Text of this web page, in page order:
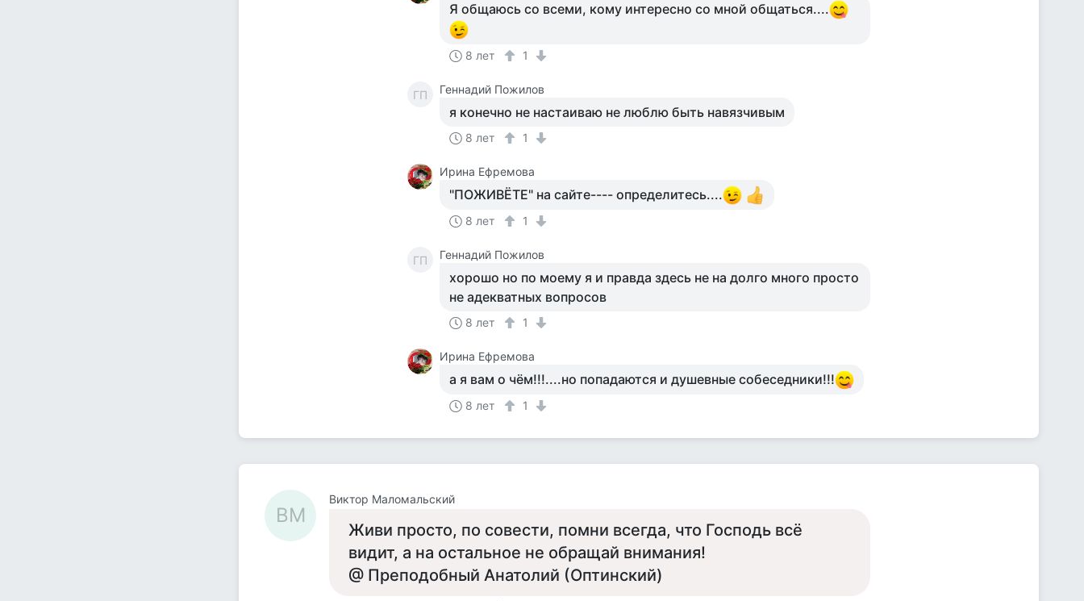
Я общаюсь со всеми, кому интересно со мной общаться....
8 лет 1
ГП Геннадий Пожилов
я конечно не настаиваю не люблю быть навязчивым
8 лет 1
Ирина Ефремова
"ПОЖИВЁТЕ" на сайте---- определитесь....
8 лет 1
ГП Геннадий Пожилов
хорошо но по моему я и правда здесь не на долго много просто
не адекватных вопросов
8 лет 1
Ирина Ефремова
а я вам о чём!!!....но попадаются и душевные собеседники!!!
8 лет 1
ВМ
Виктор Маломальский
Живи просто, по совести, помни всегда, что Господь всё
видит, а на остальное не обращай внимания!
@ Преподобный Анатолий (Оптинский)